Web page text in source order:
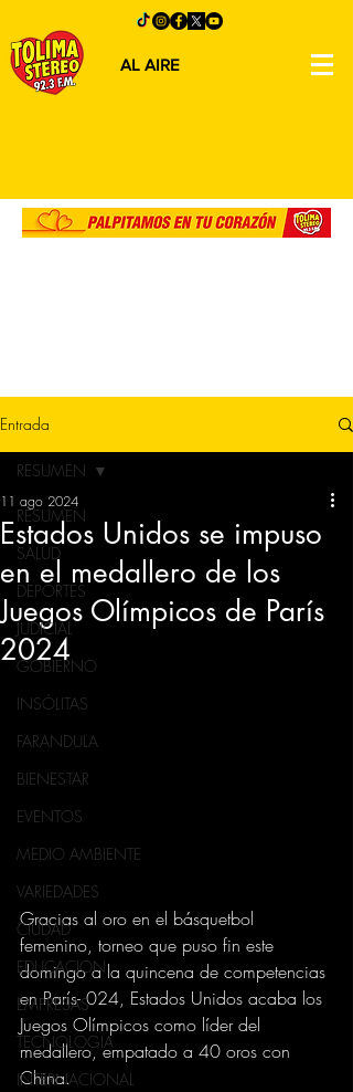
AL AIRE
Entrada
RESUMEN
SALUD
DEPORTES
JUDICIAL
GOBIERNO
INSÓLITAS
FARANDULA
BIENESTAR
EVENTOS
MEDIO AMBIENTE
VARIEDADES
CIUDAD
EDUCACION
EMPRESAS
TECNOLOGIA
INTERNACIONAL
RESUMEN
Estados Unidos se impuso
en el medallero de los
Juegos Olímpicos de París
2024
11 ago 2024
Gracias al oro en el básquetbol
femenino, torneo que puso fin este
domingo a la quincena de competencias
en París- 024, Estados Unidos acaba los
Juegos Olímpicos como líder del
medallero, empatado a 40 oros con
China.